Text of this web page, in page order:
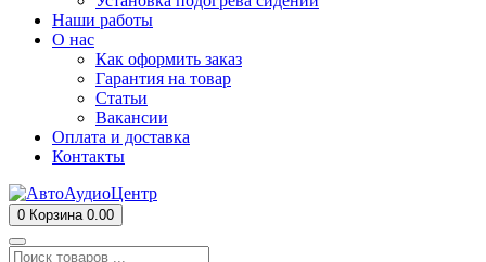
Наши работы
О нас
Как оформить заказ
Гарантия на товар
Статьи
Вакансии
Оплата и доставка
Контакты
0 Корзина 0.00